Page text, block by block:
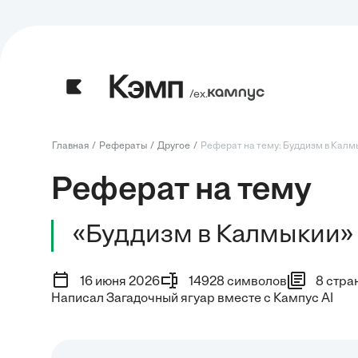
/ех.
Главная Рефераты Другое Реферат на тему: Буддизм в
Реферат на тему
«Буддизм в Калмыкии»
16 июня 2026 14928 символов
8
Написал Загадочный ягуар вместе с Кампус AI